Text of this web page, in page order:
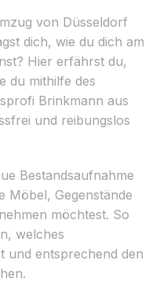
von Düsseldorf
dich, wie du dich am
Hier erfährst du,
du mithilfe des
Brinkmann aus
und reibungslos
Bestandsaufnahme
Möbel, Gegenstände
möchtest. So
welches
und entsprechend den